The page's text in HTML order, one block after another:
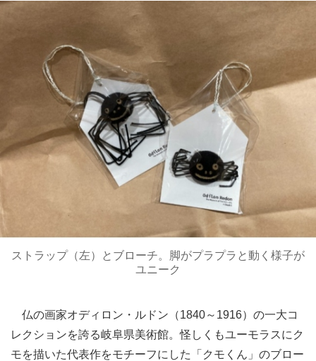
ストラップ（左）とブローチ。脚がプラプラと動く様子が
ユニーク
仏の画家オディロン・ルドン（1840～1916）の一大コ
レクションを誇る岐阜県美術館。怪しくもユーモラスにク
モを描いた代表作をモチーフにした「クモくん」のブロー